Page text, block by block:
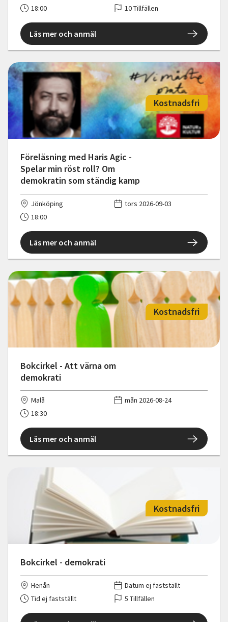
18:00
10 Tillfällen
Läs mer och anmäl
Föreläsning med Haris Agic -
Spelar min röst roll? Om
demokratin som ständig kamp
Kostnadsfri
Jönköping
tors 2026-09-03
18:00
Läs mer och anmäl
Bokcirkel - Att värna om
demokrati
Kostnadsfri
Malå
mån 2026-08-24
18:30
Läs mer och anmäl
Bokcirkel - demokrati
Kostnadsfri
Henån
Datum ej fastställt
Tid ej fastställt
5 Tillfällen